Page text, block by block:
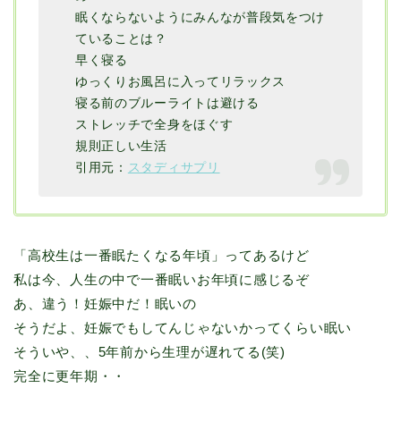
眠くならないようにみんなが普段気をつけ
ていることは？
早く寝る
ゆっくりお風呂に入ってリラックス
寝る前のブルーライトは避ける
ストレッチで全身をほぐす
規則正しい生活
引用元： スタディサプリ
「高校生は一番眠たくなる年頃」ってあるけど
私は今、人生の中で一番眠いお年頃に感じるぞ
あ、違う！妊娠中だ！眠いの
そうだよ、妊娠でもしてんじゃないかってくらい眠い
そういや、、5年前から生理が遅れてる(笑)
完全に更年期・・